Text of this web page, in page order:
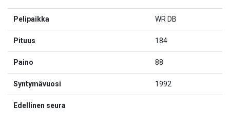
Pelipaikka WR DB
Pituus 184
Paino 88
Syntymävuosi 1992
Edellinen seura